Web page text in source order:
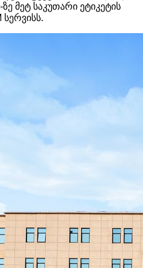
მეტ საკუთარი ეტიკეტის